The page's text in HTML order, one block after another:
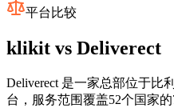
平台比较
klikit vs Deliverect
Deliverect 是一家总部位于比
台，服务范围覆盖52个国家